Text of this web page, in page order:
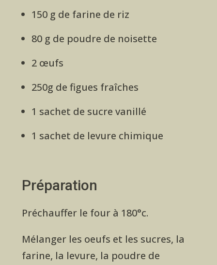
150 g de farine de riz
80 g de poudre de noisette
2 œufs
250g de figues fraîches
1 sachet de sucre vanillé
1 sachet de levure chimique
Préparation
Préchauffer le four à 180°c.
Mélanger les oeufs et les sucres, la
farine, la levure, la poudre de